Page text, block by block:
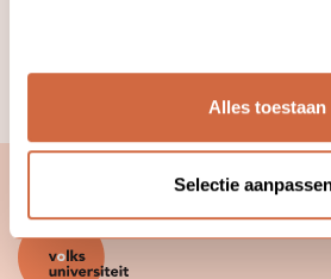
Alles toestaan
Selectie